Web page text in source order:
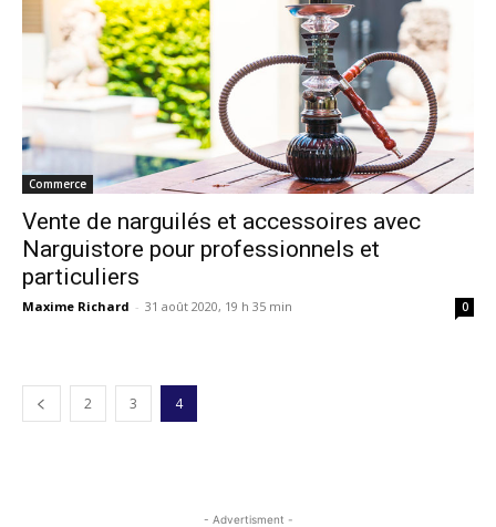
Commerce
Vente de narguilés et accessoires avec
Narguistore pour professionnels et
particuliers
Maxime Richard - 31 août 2020, 19 h 35 min 0
2 3 4
- Advertisment -